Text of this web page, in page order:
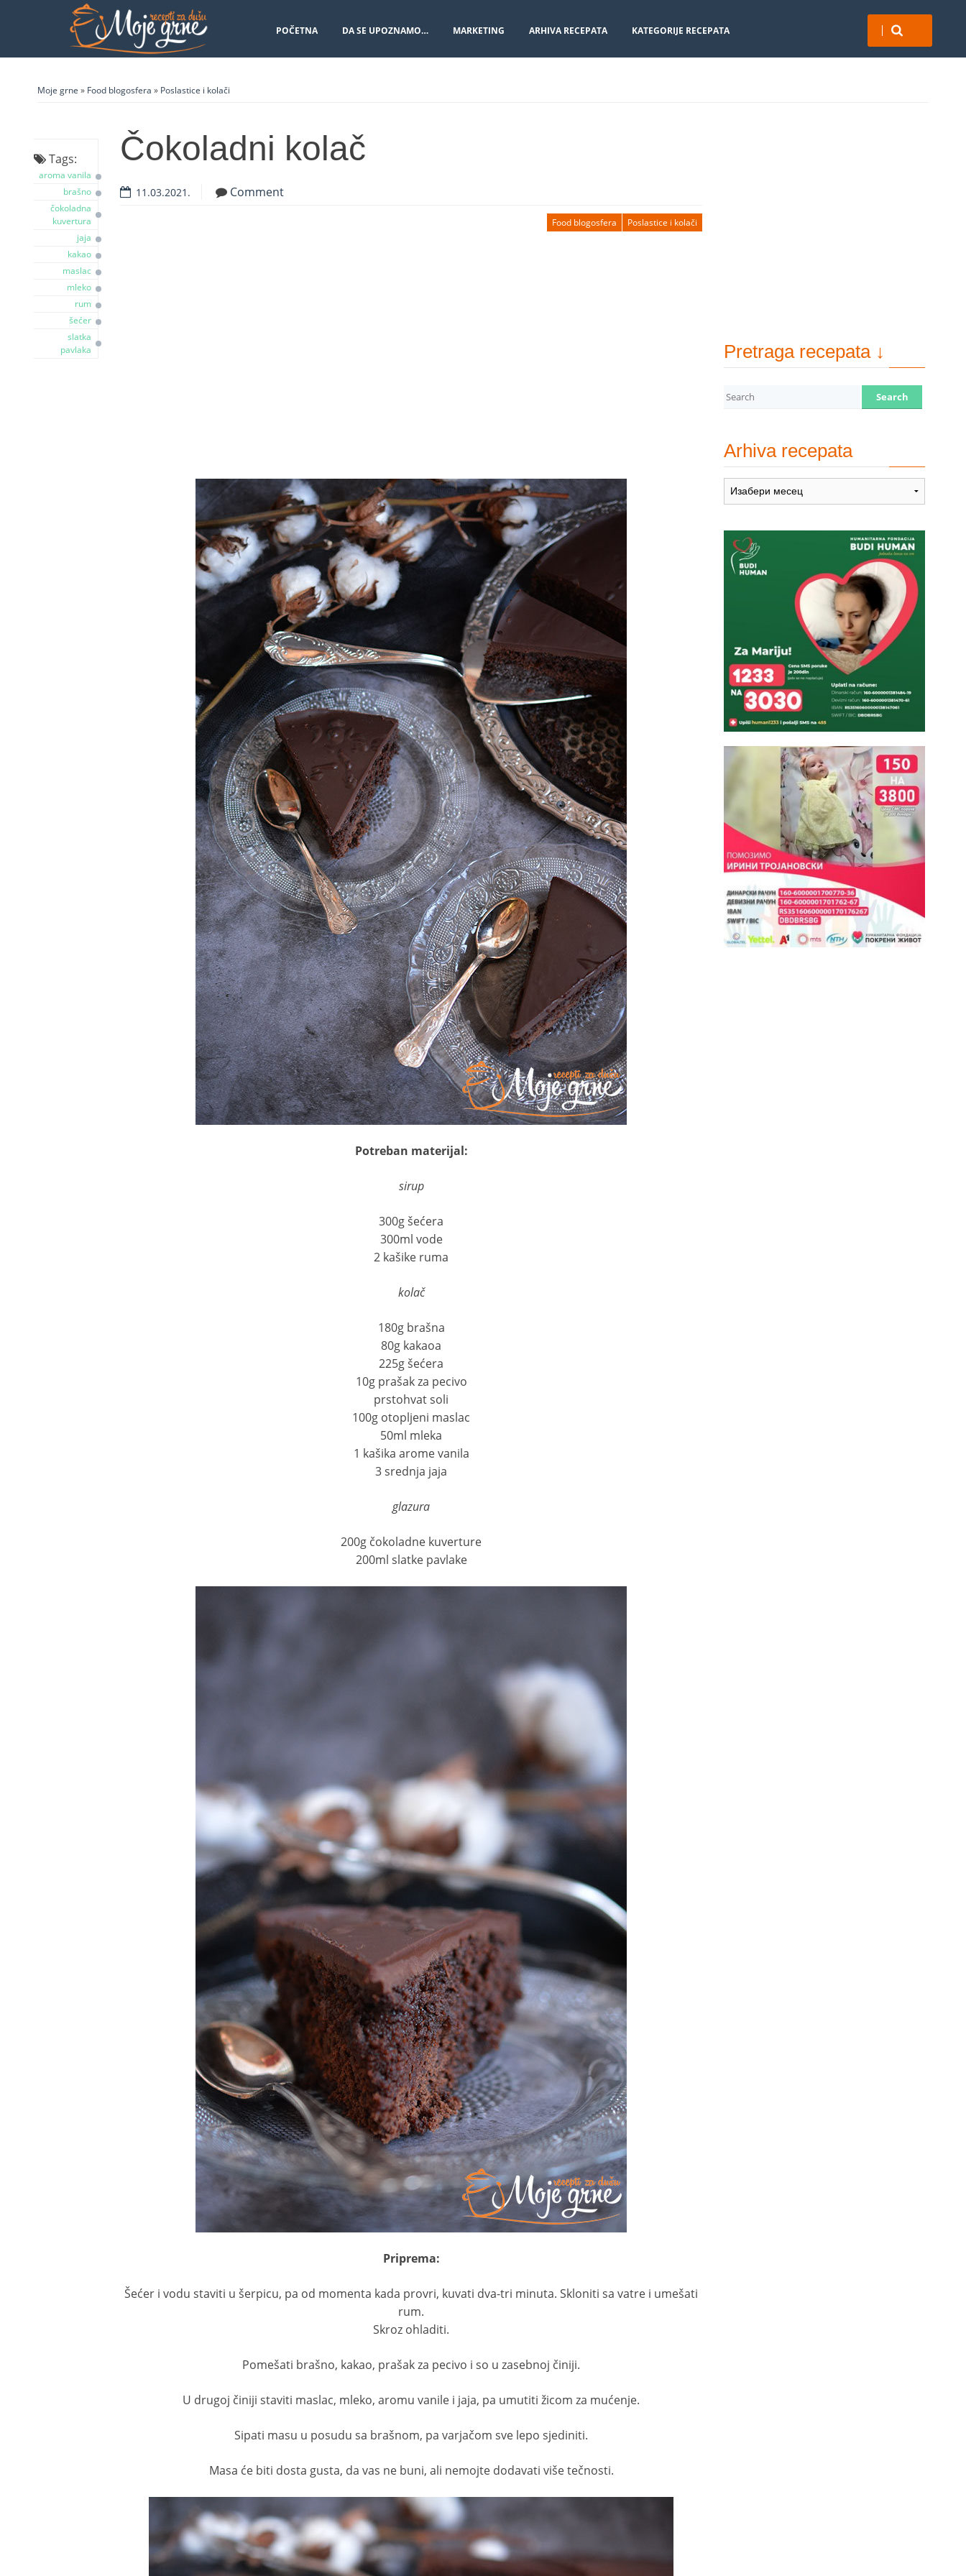
POČETNA DA SE UPOZNAMO… MARKETING ARHIVA RECEPATA KATEGORIJE RECEPATA
Moje grne » Food blogosfera » Poslastice i kolači
Tags:
aroma vanila
brašno
čokoladna
kuvertura
jaja
kakao
maslac
mleko
rum
šećer
slatka
pavlaka
Čokoladni kolač
11.03.2021. Comment
Food blogosfera Poslastice i kolači
Potreban materijal:
sirup
300g šećera
300ml vode
2 kašike ruma
kolač
180g brašna
80g kakaoa
225g šećera
10g prašak za pecivo
prstohvat soli
100g otopljeni maslac
50ml mleka
1 kašika arome vanila
3 srednja jaja
glazura
200g čokoladne kuverture
200ml slatke pavlake
Priprema:
Šećer i vodu staviti u šerpicu, pa od momenta kada provri, kuvati dva-tri minuta. Skloniti sa vatre i umešati
rum.
Skroz ohladiti.
Pomešati brašno, kakao, prašak za pecivo i so u zasebnoj činiji.
U drugoj činiji staviti maslac, mleko, aromu vanile i jaja, pa umutiti žicom za mućenje.
Sipati masu u posudu sa brašnom, pa varjačom sve lepo sjediniti.
Masa će biti dosta gusta, da vas ne buni, ali nemojte dodavati više tečnosti.
Pretraga recepata ↓
Arhiva recepata
Arhiva
recepata